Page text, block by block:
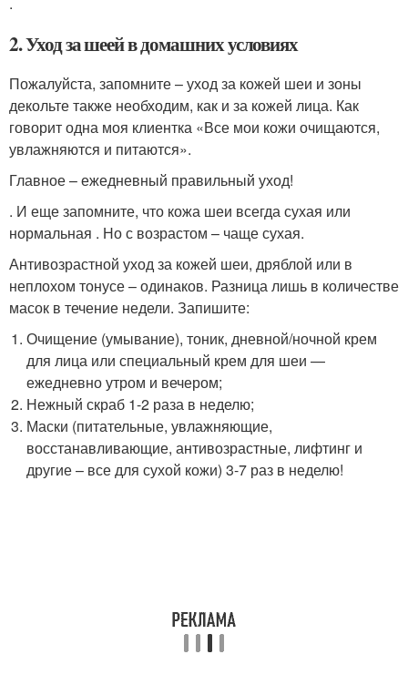
2. Уход за шеей в домашних условиях
Пожалуйста, запомните – уход за кожей шеи и зоны
декольте также необходим, как и за кожей лица. Как
говорит одна моя клиентка «Все мои кожи очищаются,
увлажняются и питаются».
Главное – ежедневный правильный уход!
. И еще запомните, что кожа шеи всегда сухая или
нормальная . Но с возрастом – чаще сухая.
Антивозрастной уход за кожей шеи, дряблой или в
неплохом тонусе – одинаков. Разница лишь в количестве
масок в течение недели. Запишите:
Очищение (умывание), тоник, дневной/ночной крем
для лица или специальный крем для шеи —
ежедневно утром и вечером;
Нежный скраб 1-2 раза в неделю;
Маски (питательные, увлажняющие,
восстанавливающие, антивозрастные, лифтинг и
другие – все для сухой кожи) 3-7 раз в неделю!